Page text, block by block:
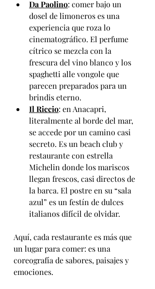
Da Paolino: comer bajo un
dosel de limoneros es una
experiencia que roza lo
cinematográfico. El perfume
cítrico se mezcla con la
frescura del vino blanco y los
spaghetti alle vongole que
parecen preparados para un
brindis eterno.
Il Riccio: en Anacapri,
literalmente al borde del mar,
se accede por un camino casi
secreto. Es un beach club y
restaurante con estrella
Michelin donde los mariscos
llegan frescos, casi directos de
la barca. El postre en su “sala
azul” es un festín de dulces
italianos difícil de olvidar.
Aquí, cada restaurante es más que
un lugar para comer: es una
coreografía de sabores, paisajes y
emociones.